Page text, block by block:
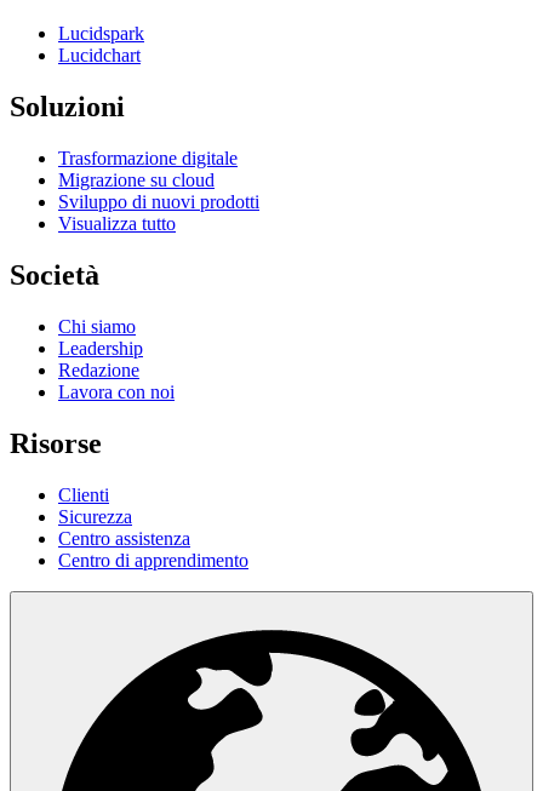
Lucidspark
Lucidchart
Soluzioni
Trasformazione digitale
Migrazione su cloud
Sviluppo di nuovi prodotti
Visualizza tutto
Società
Chi siamo
Leadership
Redazione
Lavora con noi
Risorse
Clienti
Sicurezza
Centro assistenza
Centro di apprendimento